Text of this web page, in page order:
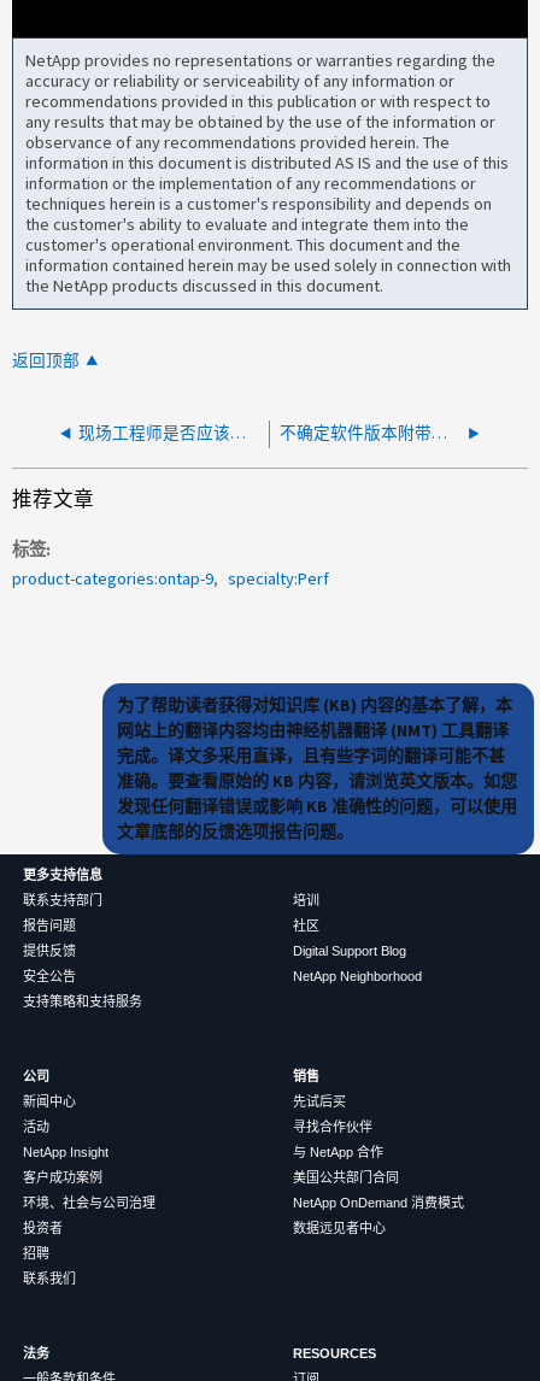
NetApp provides no representations or warranties regarding the
accuracy or reliability or serviceability of any information or
recommendations provided in this publication or with respect to
any results that may be obtained by the use of the information or
observance of any recommendations provided herein. The
information in this document is distributed AS IS and the use of this
information or the implementation of any recommendations or
techniques herein is a customer's responsibility and depends on
the customer's ability to evaluate and integrate them into the
customer's operational environment. This document and the
information contained herein may be used solely in connection with
the NetApp products discussed in this document.
返回顶部
现场工程师是否应该在更换控制器时告知客户 BIOS 和 SP BMC 版本不匹配的情况？ 不确定软件版本附带的固件
推荐文章
标签
product-categories:ontap-9
specialty:Perf
为了帮助读者获得对知识库 (KB) 内容的基本了解，本
网站上的翻译内容均由神经机器翻译 (NMT) 工具翻译
完成。译文多采用直译，且有些字词的翻译可能不甚
准确。要查看原始的 KB 内容，请浏览英文版本。如您
发现任何翻译错误或影响 KB 准确性的问题，可以使用
文章底部的反馈选项报告问题。
更多支持信息
联系支持部门
报告问题
提供反馈
安全公告
支持策略和支持服务
培训
社区
Digital Support Blog
NetApp Neighborhood
公司
新闻中心
活动
NetApp Insight
客户成功案例
环境、社会与公司治理
投资者
招聘
联系我们
销售
先试后买
寻找合作伙伴
与 NetApp 合作
美国公共部门合同
NetApp OnDemand 消费模式
数据远见者中心
法务
RESOURCES